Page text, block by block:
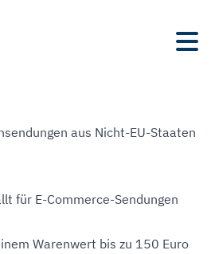
aus Nicht-EU-Staaten
für E-Commerce-Sendungen
Warenwert bis zu 150 Euro